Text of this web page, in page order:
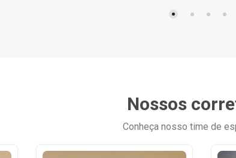
Nossos
Conheça nosso time de